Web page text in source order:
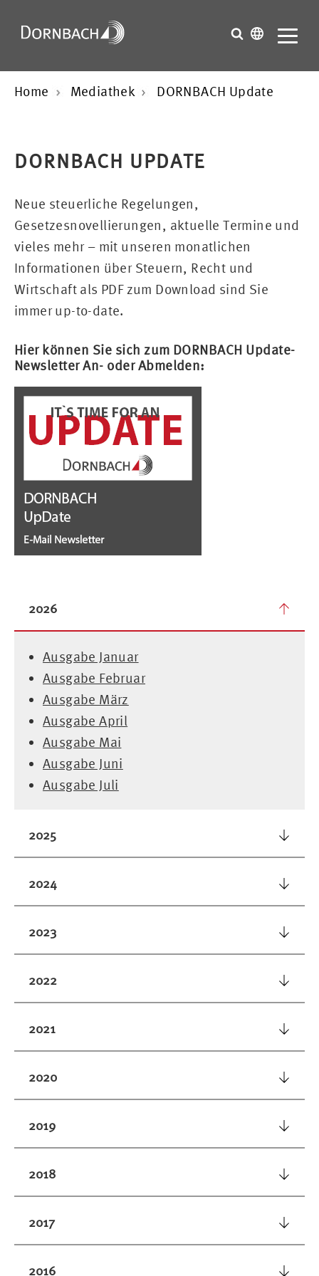
Home Mediathek DORNBACH Update
DORNBACH UPDATE
Neue steuerliche Regelungen,
Gesetzesnovellierungen, aktuelle Termine und
vieles mehr – mit unseren monatlichen
Informationen über Steuern, Recht und
Wirtschaft als PDF zum Download sind Sie
immer up-to-date.
Hier können Sie sich zum DORNBACH Update-
Newsletter An- oder Abmelden:
2026
Ausgabe Januar
Ausgabe Februar
Ausgabe März
Ausgabe April
Ausgabe Mai
Ausgabe Juni
Ausgabe Juli
2025
2024
2023
2022
2021
2020
2019
2018
2017
2016